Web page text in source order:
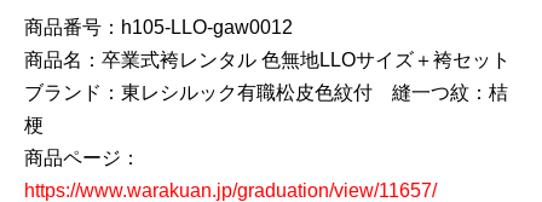
商品番号：h105-LLO-gaw0012
商品名：卒業式袴レンタル 色無地LLOサイズ＋袴セット
ブランド：東レシルック有職松皮色紋付 縫一つ紋：桔
梗
商品ページ：
https://www.warakuan.jp/graduation/view/11657/